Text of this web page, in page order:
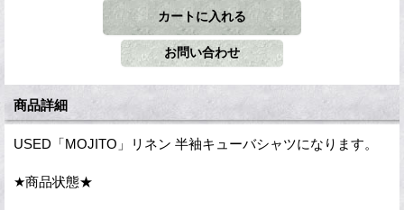
商品詳細
USED「MOJITO」リネン 半袖キューバシャツになります。
★商品状態★